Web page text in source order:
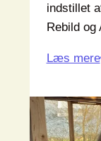
indstillet
Rebild og
Læs mere